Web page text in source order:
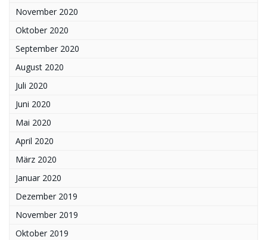
November 2020
Oktober 2020
September 2020
August 2020
Juli 2020
Juni 2020
Mai 2020
April 2020
März 2020
Januar 2020
Dezember 2019
November 2019
Oktober 2019